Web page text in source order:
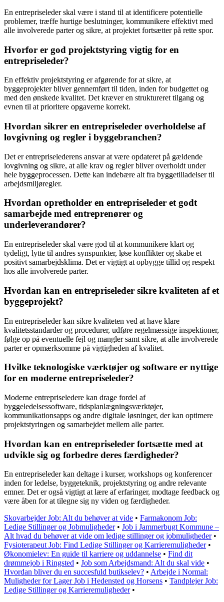
En entrepriseleder skal være i stand til at identificere potentielle
problemer, træffe hurtige beslutninger, kommunikere effektivt med
alle involverede parter og sikre, at projektet fortsætter på rette spor.
Hvorfor er god projektstyring vigtig for en
entrepriseleder?
En effektiv projektstyring er afgørende for at sikre, at
byggeprojekter bliver gennemført til tiden, inden for budgettet og
med den ønskede kvalitet. Det kræver en struktureret tilgang og
evnen til at prioritere opgaverne korrekt.
Hvordan sikrer en entrepriseleder overholdelse af
lovgivning og regler i byggebranchen?
Det er entrepriselederens ansvar at være opdateret på gældende
lovgivning og sikre, at alle krav og regler bliver overholdt under
hele byggeprocessen. Dette kan indebære alt fra byggetilladelser til
arbejdsmiljøregler.
Hvordan opretholder en entrepriseleder et godt
samarbejde med entreprenører og
underleverandører?
En entrepriseleder skal være god til at kommunikere klart og
tydeligt, lytte til andres synspunkter, løse konflikter og skabe et
positivt samarbejdsklima. Det er vigtigt at opbygge tillid og respekt
hos alle involverede parter.
Hvordan kan en entrepriseleder sikre kvaliteten af et
byggeprojekt?
En entrepriseleder kan sikre kvaliteten ved at have klare
kvalitetsstandarder og procedurer, udføre regelmæssige inspektioner,
følge op på eventuelle fejl og mangler samt sikre, at alle involverede
parter er opmærksomme på vigtigheden af kvalitet.
Hvilke teknologiske værktøjer og software er nyttige
for en moderne entrepriseleder?
Moderne entrepriseledere kan drage fordel af
byggeledelsessoftware, tidsplanlægningsværktøjer,
kommunikationsapps og andre digitale løsninger, der kan optimere
projektstyringen og samarbejdet mellem alle parter.
Hvordan kan en entrepriseleder fortsætte med at
udvikle sig og forbedre deres færdigheder?
En entrepriseleder kan deltage i kurser, workshops og konferencer
inden for ledelse, byggeteknik, projektstyring og andre relevante
emner. Det er også vigtigt at lære af erfaringer, modtage feedback og
være åben for at tilegne sig ny viden og færdigheder.
Skovarbejder Job: Alt du behøver at vide • Farmakonom Job:
Ledige Stillinger og Jobmuligheder• Job i Jammerbugt Kommune –
Alt hvad du behøver at vide om ledige stillinger og jobmuligheder•
Fysioterapeut Job: Find Ledige Stillinger og Karrieremuligheder•
Økonomielev: En guide til karriere og uddannelse • Find dit
drømmejob i Ringsted • Job som Arbejdsmand: Alt du skal vide •
Hvordan bliver du en succesfuld butikselev? • Arbejde i Normal:
Muligheder for Lager Job i Hedensted og Horsens • Tandplejer Job:
Ledige Stillinger og Karrieremuligheder•